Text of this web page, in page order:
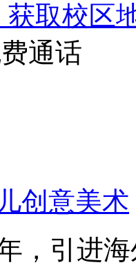
获取校区
通话
创意美术
，引进